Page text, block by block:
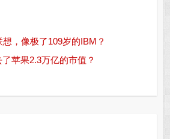
想，像极了109岁的IBM？
苹果2.3万亿的市值？